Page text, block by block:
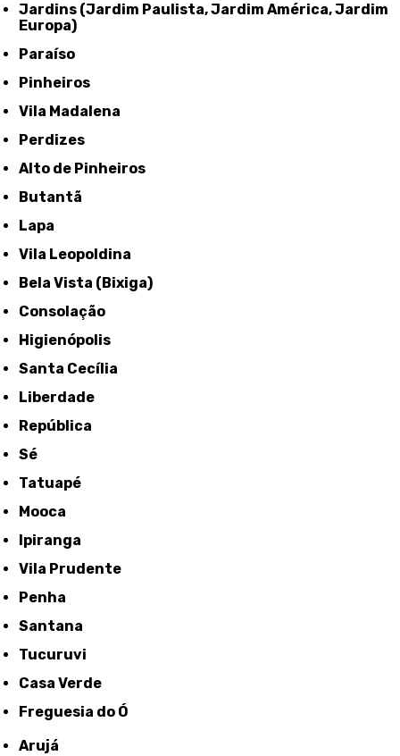
Jardins (Jardim Paulista, Jardim América, Jardim
Europa)
Paraíso
Pinheiros
Vila Madalena
Perdizes
Alto de Pinheiros
Butantã
Lapa
Vila Leopoldina
Bela Vista (Bixiga)
Consolação
Higienópolis
Santa Cecília
Liberdade
República
Sé
Tatuapé
Mooca
Ipiranga
Vila Prudente
Penha
Santana
Tucuruvi
Casa Verde
Freguesia do Ó
Arujá